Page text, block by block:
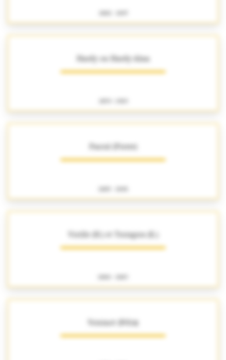
Hardy ou Hardy-Alan
Pascal (Pierre)
Vieille (H.) et Troisgros (E.)
Voisinot (Félix)